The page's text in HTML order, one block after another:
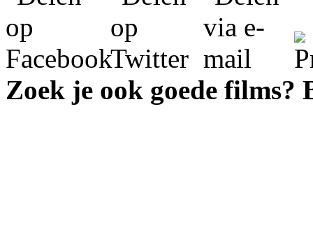
Zoek je ook goede films?